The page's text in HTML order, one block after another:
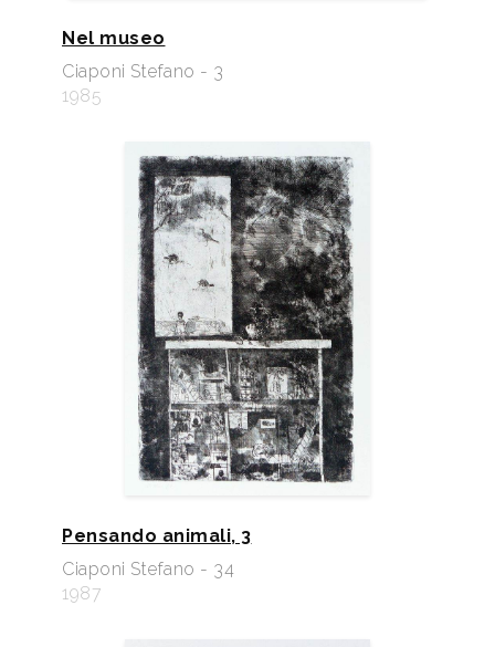
Nel museo
Ciaponi Stefano - 3
1985
Pensando animali, 3
Ciaponi Stefano - 34
1987